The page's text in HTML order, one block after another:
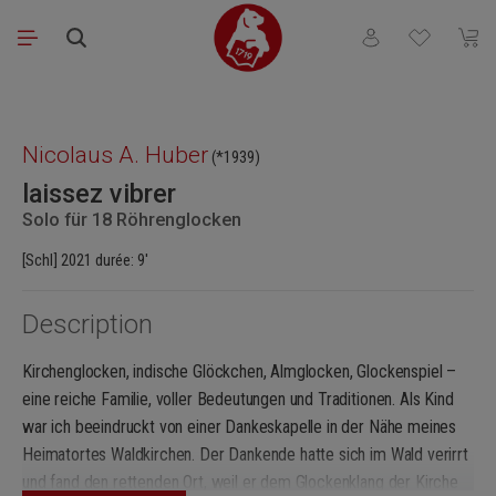
Passer au contenu principal
Vous avez 0Le
Nicolaus A. Huber (*1939)
laissez vibrer
Solo für 18 Röhrenglocken
[Schl] 2021 durée: 9'
Description
Kirchenglocken, indische Glöckchen, Almglocken, Glockenspiel –
eine reiche Familie, voller Bedeutungen und Traditionen. Als Kind
war ich beeindruckt von einer Dankeskapelle in der Nähe meines
Heimatortes Waldkirchen. Der Dankende hatte sich im Wald verirrt
und fand den rettenden Ort, weil er dem Glockenklang der Kirche